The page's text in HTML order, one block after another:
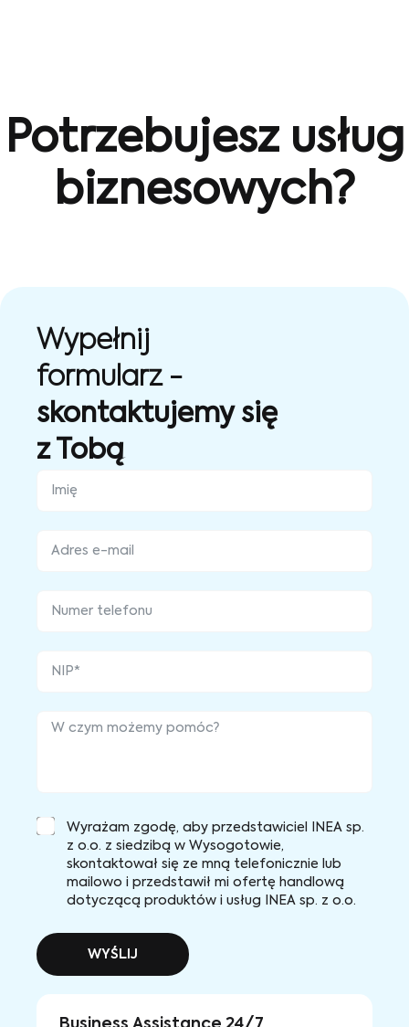
Potrzebujesz usług
biznesowych?
Wypełnij
formularz -
skontaktujemy się
z Tobą
Wyrażam zgodę, aby przedstawiciel INEA sp.
z o.o. z siedzibą w Wysogotowie,
skontaktował się ze mną telefonicznie lub
mailowo i przedstawił mi ofertę handlową
dotyczącą produktów i usług INEA sp. z o.o.
WYŚLIJ